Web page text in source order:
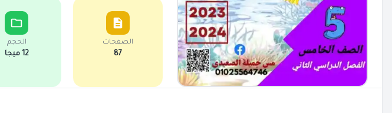
الصفحات
87
الحجم
12 ميجا